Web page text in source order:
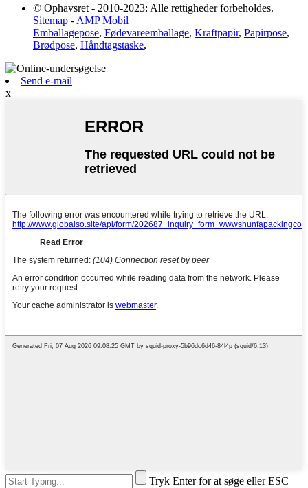
© Ophavsret - 2010-2023: Alle rettigheder forbeholdes.
Sitemap - AMP Mobil
Emballagepose, Fødevareemballage, Kraftpapir, Papirpose,
Brødpose, Håndtagstaske,
Send e-mail
x
Tryk Enter for at søge eller ESC